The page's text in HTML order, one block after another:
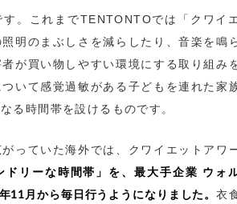
す。これまでTENTONTOでは「クワイ
明のまぶしさを減らしたり、音楽を鳴
が買い物しやすい環境にする取り組み
いて感覚過敏がある子どもを連れた家
る時間帯を設けるものです。
っていた海外では、クワイエットアワ
ドリーな時間帯」を、最大手企業 ウォ
11月から毎日行うようになりました。衣